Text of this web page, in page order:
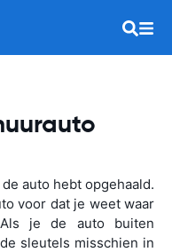
auto hebt opgehaald.
voor dat je weet waar
je de auto buiten
sleutels misschien in